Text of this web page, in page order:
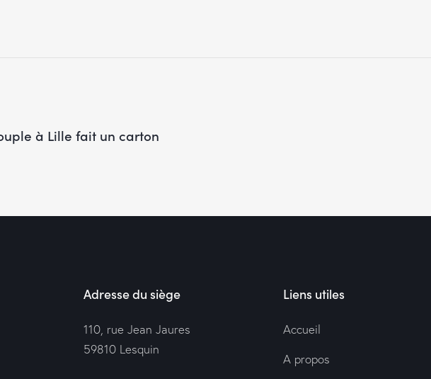
à Lille fait un carton
Adresse du siège
110, rue Jean Jaures
59810 Lesquin
Liens utiles
Accueil
A propos